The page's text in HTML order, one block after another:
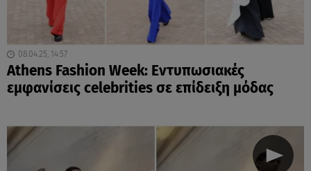
08.04.25, 14:57
Athens Fashion Week: Εντυπωσιακές
εμφανίσεις celebrities σε επίδειξη μόδας